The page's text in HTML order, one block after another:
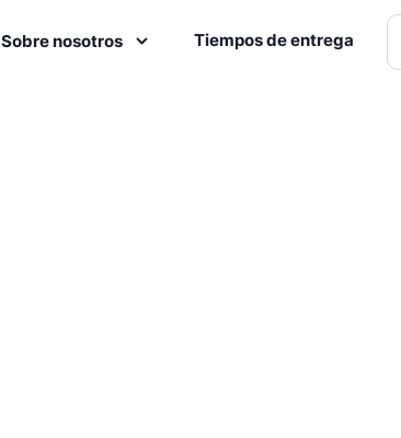
Sobre nosotros Tiempos de entrega